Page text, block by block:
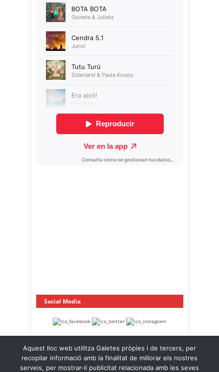
Social Media
Aquest lloc web utilitza Galetes pròpies i de tercers, per
recopilar informació amb la finalitat de millorar els nostres
serveis, per mostrar-li publicitat relacionada amb les seves